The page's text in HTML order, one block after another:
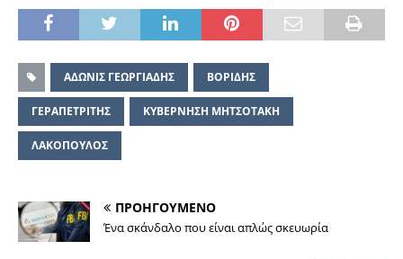
ΑΔΩΝΙΣ ΓΕΩΡΓΙΑΔΗΣ ΒΟΡΙΔΗΣ
ΓΕΡΑΠΕΤΡΙΤΗΣ ΚΥΒΕΡΝΗΣΗ ΜΗΤΣΟΤΑΚΗ
ΛΑΚΟΠΟΥΛΟΣ
ΠΡΟΗΓΟΥΜΕΝΟ
Ένα σκάνδαλο που είναι απλώς σκευωρία